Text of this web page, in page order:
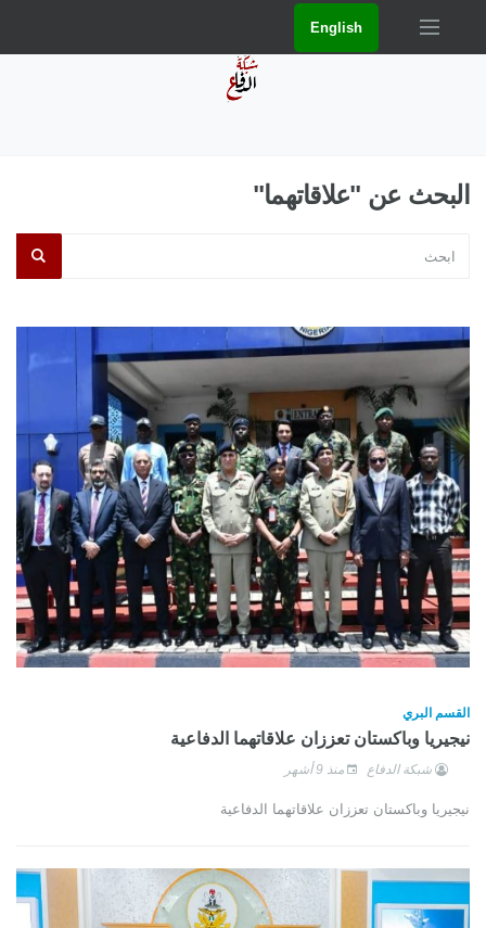
English
البحث عن "علاقاتهما"
القسم البري
نيجيريا وباكستان تعززان علاقاتهما الدفاعية
شبكة الدفاع منذ 9 أشهر
نيجيريا وباكستان تعززان علاقاتهما الدفاعية